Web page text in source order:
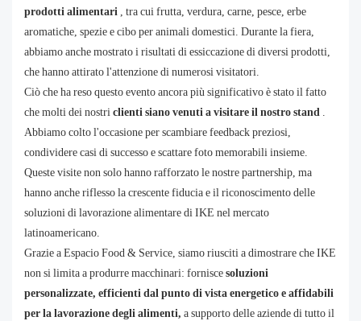
prodotti alimentari , tra cui frutta, verdura, carne, pesce, erbe
aromatiche, spezie e cibo per animali domestici. Durante la fiera,
abbiamo anche mostrato i risultati di essiccazione di diversi prodotti,
che hanno attirato l'attenzione di numerosi visitatori.
Ciò che ha reso questo evento ancora più significativo è stato il fatto
che molti dei nostriclienti siano venuti a visitare il nostro stand .
Abbiamo colto l'occasione per scambiare feedback preziosi,
condividere casi di successo e scattare foto memorabili insieme.
Queste visite non solo hanno rafforzato le nostre partnership, ma
hanno anche riflesso la crescente fiducia e il riconoscimento delle
soluzioni di lavorazione alimentare di IKE nel mercato
latinoamericano.
Grazie a Espacio Food & Service, siamo riusciti a dimostrare che IKE
non si limita a produrre macchinari: forniscesoluzioni
personalizzate, efficienti dal punto di vista energetico e affidabili
per la lavorazione degli alimenti, a supporto delle aziende di tutto il